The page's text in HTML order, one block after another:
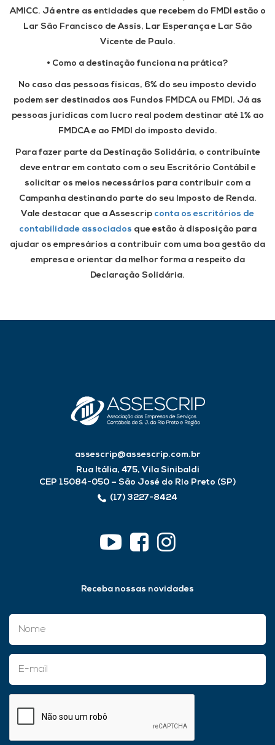
AMICC. Já entre as entidades que recebem do FMDI estão o
Lar São Francisco de Assis, Lar Esperança e Lar São
Vicente de Paulo.
• Como a destinação funciona na prática?
No caso das pessoas físicas, 6% do seu imposto devido
podem ser destinados aos Fundos FMDCA ou FMDI. Já as
pessoas jurídicas com lucro real podem destinar até 1% ao
FMDCA e ao FMDI do imposto devido.
Para fazer parte da Destinação Solidária, o contribuinte
deve entrar em contato com o seu Escritório Contábil e
solicitar os meios necessários para contribuir com a
Campanha destinando parte do seu Imposto de Renda.
Vale destacar que a Assescrip conta os escritórios de
contabilidade associados que estão à disposição para
ajudar os empresários a contribuir com uma boa gestão da
empresa e orientar da melhor forma a respeito da
Declaração Solidária.
assescrip@assescrip.com.br
Rua Itália, 475, Vila Sinibaldi
CEP 15084-050 – São José do Rio Preto (SP)
(17) 3227-8424
Receba nossas novidades